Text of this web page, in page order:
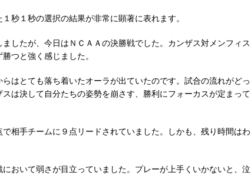
秒１秒の選択の結果が非常に顕著に表れます。
したが、今日はＮＣＡＡの決勝戦でした。カンザス対メンフィス
つと強く感じました。
はとても落ち着いたオーラが出ていたのです。試合の流れがどっ
は決して自分たちの姿勢を崩さす、勝利にフォーカスが定まって
で相手チームに９点リードされていました。しかも、残り時間はわ
おいて弱さが目立っていました。プレーが上手くいかないと、泣